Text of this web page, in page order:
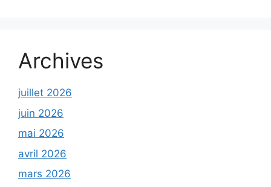
Archives
juillet 2026
juin 2026
mai 2026
avril 2026
mars 2026